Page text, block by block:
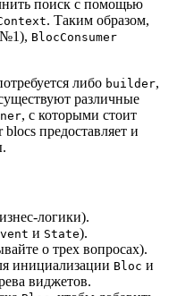
поиск с помощью
. Таким образом,
№1), BlocConsumer
либо builder,
различные
, с которыми стоит
предоставляет и
логики).
и State).
о трех вопросах).
инициализации Bloc и
виджетов.